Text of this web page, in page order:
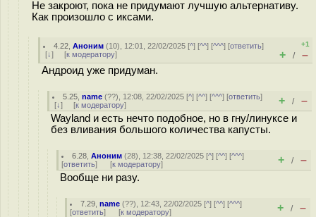
Не закроют, пока не придумают лучшую альтернативу.
Как произошло с иксами.
4.22 ,Аноним (10), 12:01, 22/02/2025 [^] [^^] [^^^] [ответить]
[↓] [к модератору]
+1
+ / –
Андроид уже придуман.
5.25 ,name (??), 12:08, 22/02/2025 [^] [^^] [^^^] [ответить]
[↓] [к модератору] + / –
Wayland и есть нечто подобное, но в гну/линуксе и
без вливания большого количества капусты.
6.28 ,Аноним (28), 12:38, 22/02/2025 [^] [^^] [^^^]
[ответить] [к модератору] + / –
Вообще ни разу.
7.29 ,name (??), 12:43, 22/02/2025 [^] [^^] [^^^]
[ответить] [к модератору] + / –